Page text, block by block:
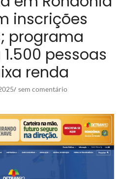
inscrições
programa
pessoas
renda
/ sem comentário